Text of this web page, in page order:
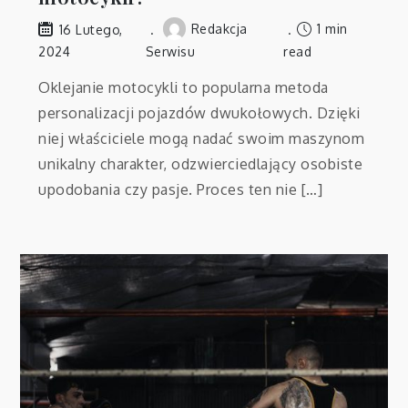
16 Lutego,
2024
Redakcja
Serwisu
1 min
read
Oklejanie motocykli to popularna metoda
personalizacji pojazdów dwukołowych. Dzięki
niej właściciele mogą nadać swoim maszynom
unikalny charakter, odzwierciedlający osobiste
upodobania czy pasje. Proces ten nie […]